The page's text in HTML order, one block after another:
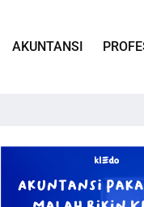
AKUNTANSI